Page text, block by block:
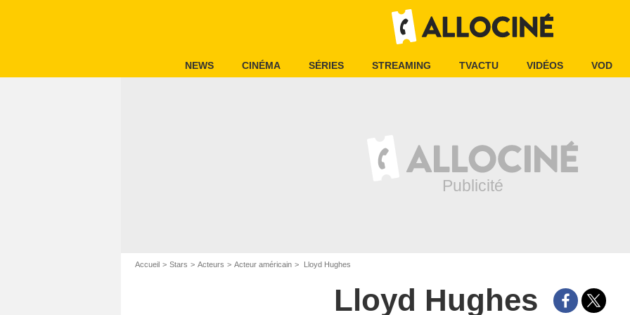
NEWS CINÉMA SÉRIES STREAMING TVACTU VIDÉOS VOD
Accueil Stars Acteurs Acteur américain Lloyd Hughes
Lloyd Hughes